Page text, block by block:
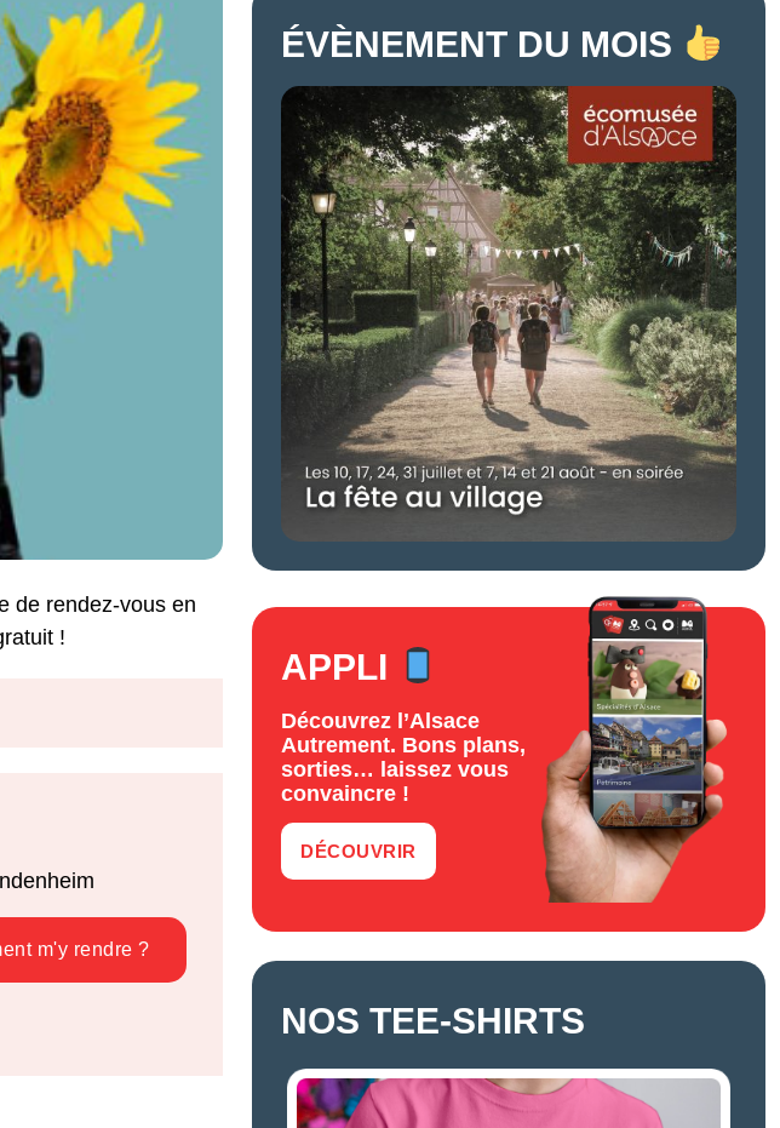
de rendez-vous en
!
m'y rendre ?
ÉVÈNEMENT DU MOIS
APPLI
Découvrez l’Alsace
Autrement. Bons plans,
sorties… laissez vous
convaincre !
DÉCOUVRIR
NOS TEE-SHIRTS